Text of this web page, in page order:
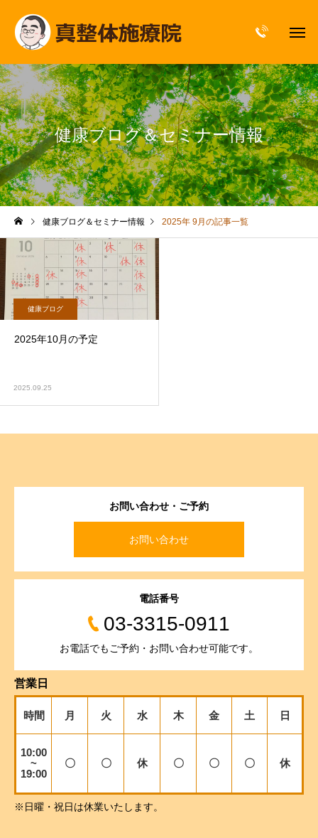
健康ブログ＆セミナー情報
健康ブログ＆セミナー情報 2025年 9月の記事一覧
健康ブログ
2025年10月の予定
2025.09.25
お問い合わせ・ご予約
お問い合わせ
電話番号
03-3315-0911
お電話でもご予約・お問い合わせ可能です。
営業日
時間 月 火 水 木 金 土 日
10:00
~
19:00
〇 〇 休 〇 〇 〇 休
※日曜・祝日は休業いたします。